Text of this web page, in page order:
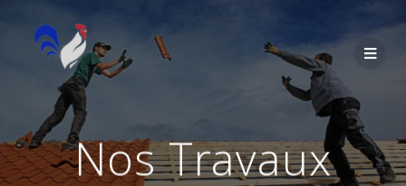
Nos Travaux